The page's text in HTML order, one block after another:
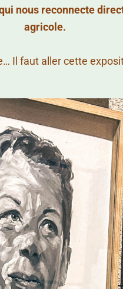
nous reconnecte
agricole.
Il faut aller cette